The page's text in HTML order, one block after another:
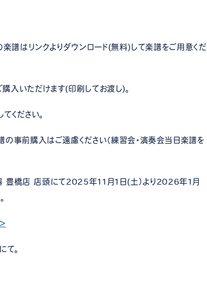
譜はリンクよりダウンロード(無料)して楽譜をご用意くだ
入いただけます(印刷してお渡し)。
ください。
事前購入はご遠慮ください（練習会・演奏会当日楽譜を
器 豊橋店 店頭にて2025年11月1日(土）より2026年1月
て。